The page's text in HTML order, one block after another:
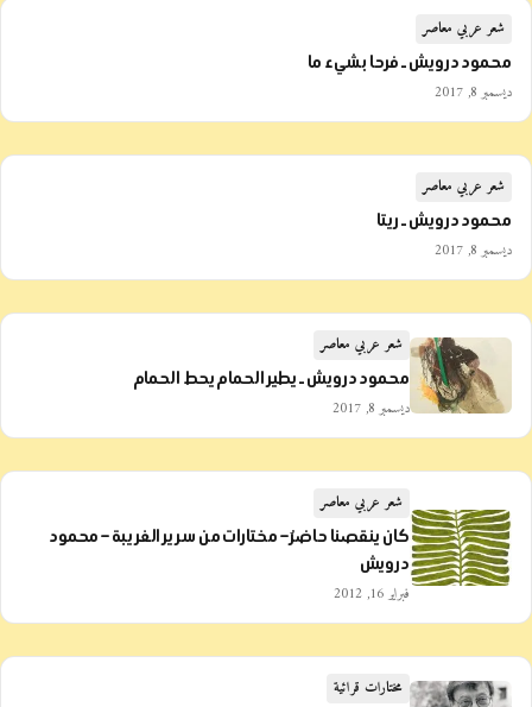
شعر عربي معاصر
محمود درويش ـ فرحا بشيء ما
ديسمبر 8, 2017
شعر عربي معاصر
محمود درويش ـ ريتا
ديسمبر 8, 2017
شعر عربي معاصر
محمود درويش ـ يطير الحمام يحط الحمام
ديسمبر 8, 2017
شعر عربي معاصر
كان ينقصنا حاضرٌ – مختارات من سرير الغريبة – محمود
درويش
فبراير 16, 2012
مختارات قرائية